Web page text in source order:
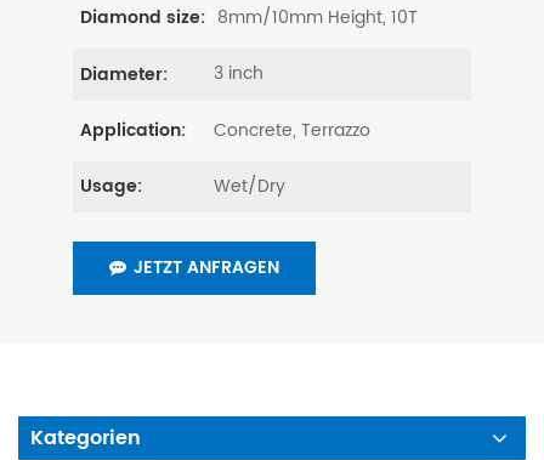
Diamond size: 8mm/10mm Height, 10T
Diameter: 3 inch
Application: Concrete, Terrazzo
Usage: Wet/Dry
JETZT ANFRAGEN
Kategorien